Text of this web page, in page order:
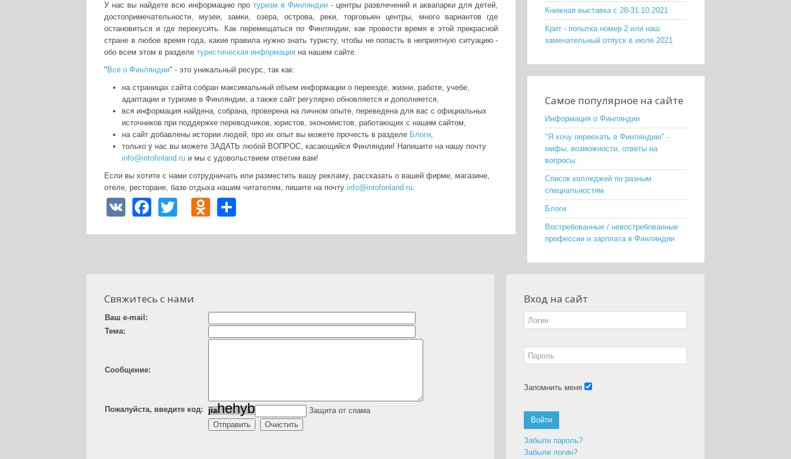
У нас вы найдете всю информацию про туризм в Финляндии - центры развлечений и аквапарки для детей,
достопримечательности, музеи, замки, озера, острова, реки, торговыен центры, много вариантов где
остановиться и где перекусить. Как перемещаться по Финляндии, как провести время в этой прекрасной
стране в любое время года, какие правила нужно знать туристу, чтобы не попасть в неприятную ситуацию -
обо всем этом в разделе туристическая информация на нашем сайте.
" Всё о Финляндии" - это уникальный ресурс, так как:
на страницах сайта собран максимальный объем информации о переезде, жизни, работе, учебе,
адаптации и туризме в Финляндии, а также сайт регулярно обновляется и дополняется,
вся информация найдена, собрана, проверена на личном опыте, переведена для вас с официальных
источников при поддержке переводчиков, юристов, экономистов, работающих с нашим сайтом,
на сайт добавлены истории людей, про их опыт вы можете прочесть в разделе Блоги,
только у нас вы можете ЗАДАТЬ любой ВОПРОС, касающийся Финляндии! Напишите на нашу почту
info@intofinland.ru и мы с удовольствием ответим вам!
Если вы хотите с нами сотрудничать или разместить вашу рекламу, рассказать о вашей фирме, магазине,
отеле, ресторане, базе отдыха нашим читателям, пишите на почту info@intofonland.ru.
VK Facebook
TwitterOdnoklassniki
Книжная выставка с 28-31.10.2021
Крит - попытка номер 2 или наш
замечательный отпуск в июле 2021
Самое популярное на сайте
Информация о Финляндии
"Я хочу переехать в Финляндию" -
мифы, возможности, ответы на
вопросы.
Список колледжей по разным
специальностям
Блоги
Востребованные / невостребованные
профессии и зарплата в Финляндии
Свяжитесь с нами
Ваш e-mail:
Тема:
Сообщение:
Пожалуйста, введите код: jiahehyb Защита от спама
Вход на сайт
Запомнить меня
Войти
Забыли пароль?
Забыли логин?